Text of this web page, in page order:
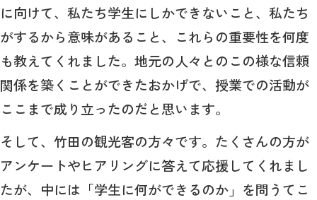
に向けて、私たち学生にしかできないこと、私たち
がするから意味があること、これらの重要性を何度
も教えてくれました。地元の人々とのこの様な信頼
関係を築くことができたおかげで、授業での活動が
ここまで成り立ったのだと思います。
そして、竹田の観光客の方々です。たくさんの方が
アンケートやヒアリングに答えて応援してくれまし
たが、中には「学生に何ができるのか」を問うてこ